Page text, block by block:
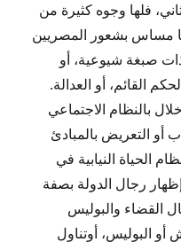
فلها وجوه كثيرة من
مساس بشعور المصريين
ذات صبغة شيوعية، أو
القائم، أو العدالة.
بالنظام الاجتماعي
أو التعريض بالمبادئ
الحياة النيابية في
رجال الدولة بصفة
القضاء والبوليس
البوليس، أوتناول